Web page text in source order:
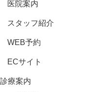
医院案内
スタッフ紹介
WEB予約
ECサイト
診療案内